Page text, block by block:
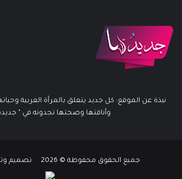
نبذة عن الموقع: كل جديد يتعلق بالمرأة العربية
وأناقتها وصحتها تجدونه في "
جميع الحقوق محفوظة © 2026 تصميم وتطوير iworqs